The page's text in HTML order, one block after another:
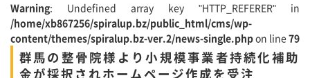
Warning: Undefined array key "HTTP_REFERER" in
/home/xb867256/spiralup.bz/public_html/cms/wp-
content/themes/spiralup.bz-ver.2/news-single.phpon line79
群馬の整骨院様より小規模事業者持続化補助
金が採択されホームページ作成を受注